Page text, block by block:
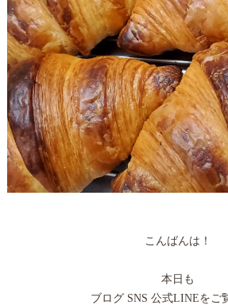
こんばんは！
本日も
ブログ SNS 公式LINEをご